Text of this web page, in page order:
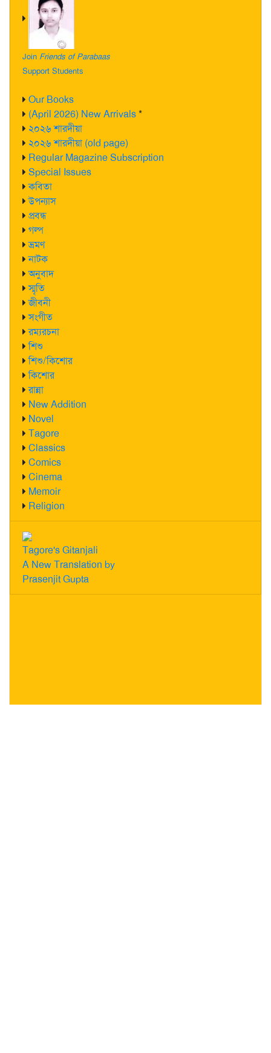
Join Friends of Parabaas
Support Students
Our Books
(April 2026) New Arrivals*
২০২৬ শারদীয়া
২০২৬ শারদীয়া (old page)
Regular Magazine Subscription
Special Issues
কবিতা
উপন্যাস
প্রবন্ধ
গল্প
ভ্রমণ
নাটক
অনুবাদ
স্মৃতি
জীবনী
সংগীত
রম্যরচনা
শিশু
শিশু/কিশোর
কিশোর
রান্না
New Addition
Novel
Tagore
Classics
Comics
Cinema
Memoir
Religion
Tagore's Gitanjali
A New Translation by
Prasenjit Gupta